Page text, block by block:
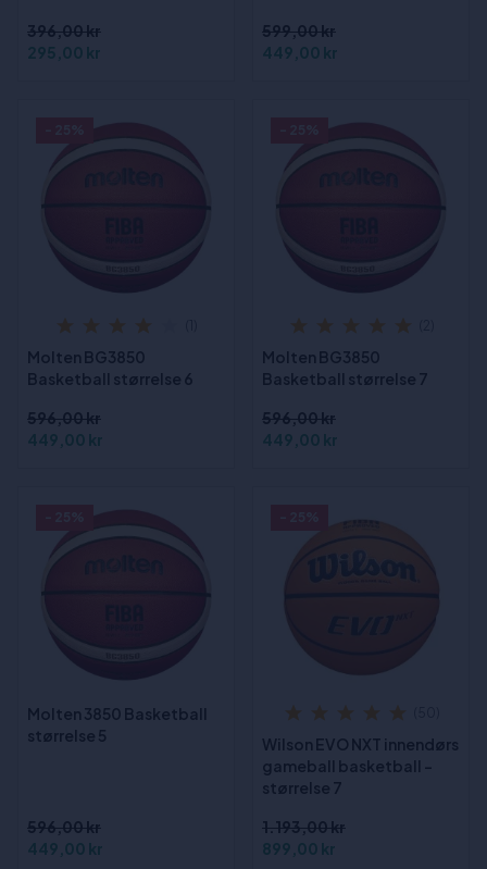
396,00 kr
295,00 kr
599,00 kr
449,00 kr
Molten BG3850
Basketball størrelse 6
596,00 kr
449,00 kr
Molten BG3850
Basketball størrelse 7
596,00 kr
449,00 kr
Molten 3850 Basketball
størrelse 5
596,00 kr
449,00 kr
Wilson EVO NXT innendørs
gameball basketball -
størrelse 7
1.193,00 kr
899,00 kr